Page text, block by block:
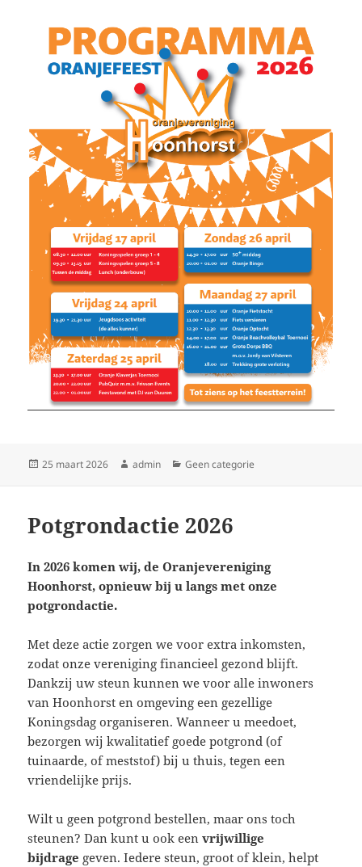
Geplaatst
25 maart 2026 Auteur
admin Categorieën
Geen categorie
Potgrondactie 2026
In 2026 komen wij, de Oranjevereniging
Hoonhorst, opnieuw bij u langs met onze
potgrondactie.
Met deze actie zorgen we voor extra inkomsten,
zodat onze vereniging financieel gezond blijft.
Dankzij uw steun kunnen we voor alle inwoners
van Hoonhorst en omgeving een gezellige
Koningsdag organiseren. Wanneer u meedoet,
bezorgen wij kwalitatief goede potgrond (of
tuinaarde, of meststof) bij u thuis, tegen een
vriendelijke prijs.
Wilt u geen potgrond bestellen, maar ons toch
steunen? Dan kunt u ook eenvrijwillige
bijdrage geven. Iedere steun, groot of klein, helpt